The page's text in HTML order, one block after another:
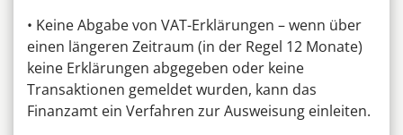
• Keine Abgabe von VAT-Erklärungen – wenn über
einen längeren Zeitraum (in der Regel 12 Monate)
keine Erklärungen abgegeben oder keine
Transaktionen gemeldet wurden, kann das
Finanzamt ein Verfahren zur Ausweisung einleiten.